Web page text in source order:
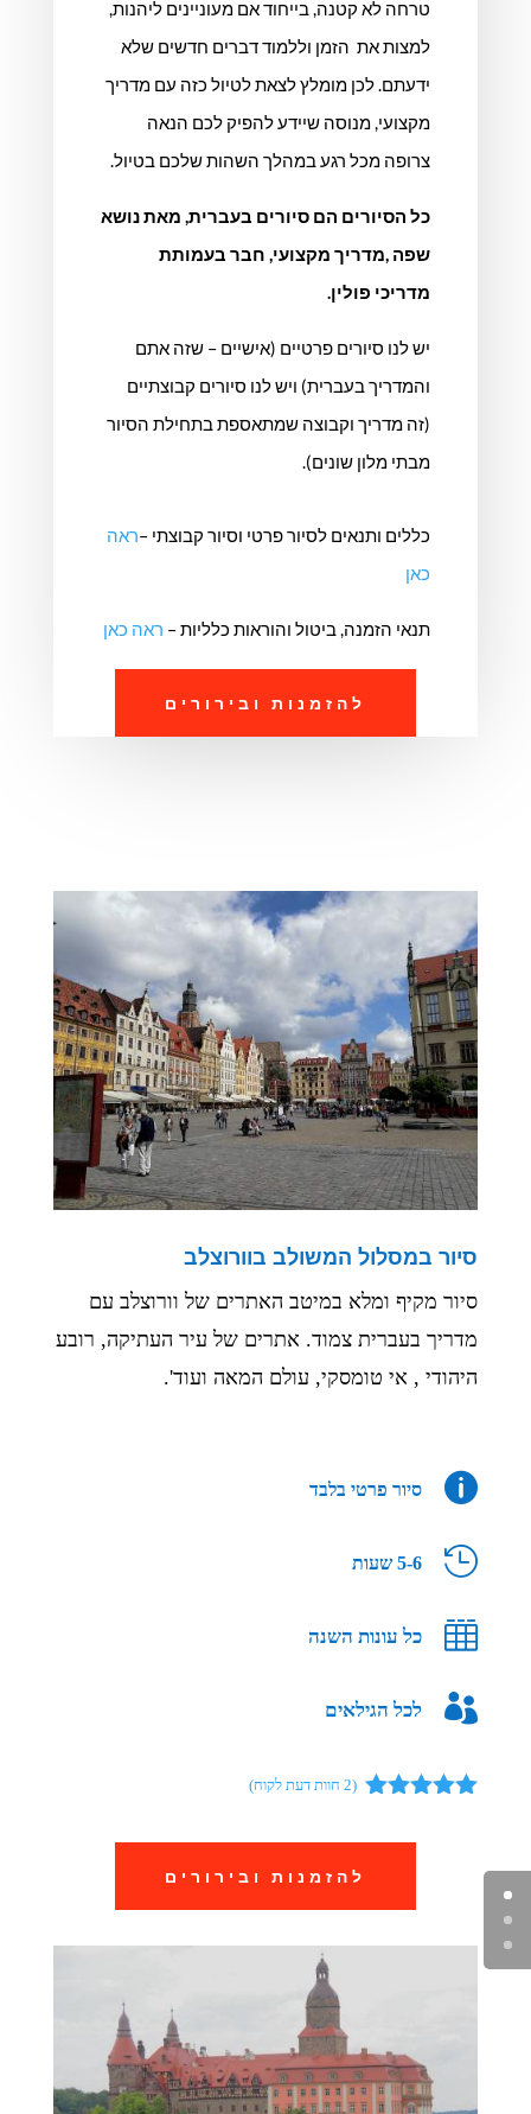
טרחה לא קטנה, בייחוד אם מעוניינים ליהנות,
למצות את הזמן וללמוד דברים חדשים שלא
ידעתם. לכן מומלץ לצאת לטיול כזה עם מדריך
מקצועי, מנוסה שיידע להפיק לכם הנאה
צרופה מכל רגע במהלך השהות שלכם בטיול.
כל הסיורים הם סיורים בעברית, מאת נושא
שפה ,מדריך מקצועי, חבר בעמותת
מדריכי פולין.
יש לנו סיורים פרטיים (אישיים – שזה אתם
והמדריך בעברית) ויש לנו סיורים קבוצתיים
(זה מדריך וקבוצה שמתאספת בתחילת הסיור
מבתי מלון שונים).
כללים ותנאים לסיור פרטי וסיור קבוצתי –ראה
כאן
תנאי הזמנה, ביטול והוראות כלליות – ראה כאן
להזמנות ובירורים
סיור במסלול המשולב בוורוצלב
סיור מקיף ומלא במיטב האתרים של וורוצלב עם
מדריך בעברית צמוד. אתרים של עיר העתיקה, רובע
היהודי , אי טומסקי, עולם המאה ועוד'.
 סיור פרטי בלבד
 5-6 שעות
 כל עונות השנה
 לכל הגילאים
(
2חוות דעת לקוח)
להזמנות ובירורים